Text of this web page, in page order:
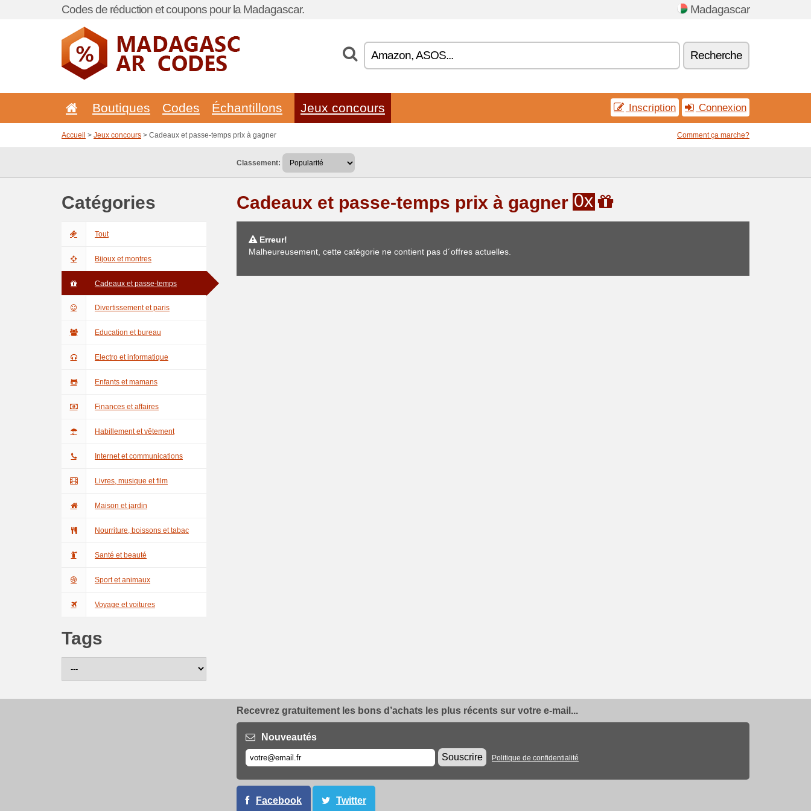
Codes de réduction et coupons pour la Madagascar. Madagascar
Recherche
Boutiques Codes Échantillons Jeux concours Inscription Connexion
Accueil > Jeux concours > Cadeaux et passe-temps prix à gagner Comment ça marche?
Classement:
Catégories
Tout
Bijoux et montres
Cadeaux et passe-temps
Divertissement et paris
Education et bureau
Electro et informatique
Enfants et mamans
Finances et affaires
Habillement et vêtement
Internet et communications
Livres, musique et film
Maison et jardin
Nourriture, boissons et tabac
Santé et beauté
Sport et animaux
Voyage et voitures
Tags
Cadeaux et passe-temps prix à gagner 0x
Erreur!
Malheureusement, cette catégorie ne contient pas d´offres actuelles.
Recevrez gratuitement les bons d’achats les plus récents sur votre e-mail...
Nouveautés
Souscrire
Politique de confidentialité
Facebook Twitter